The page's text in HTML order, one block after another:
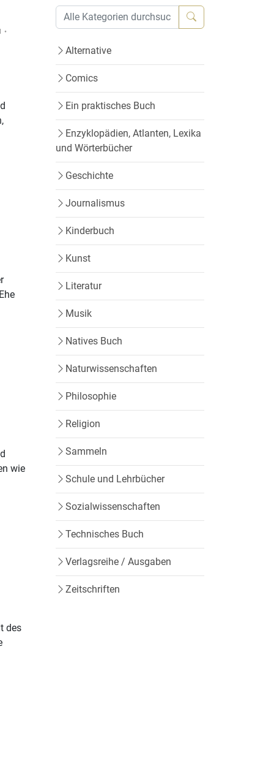
•
wie
des
Alternative
Comics
Ein praktisches Buch
Enzyklopädien, Atlanten, Lexika
und Wörterbücher
Geschichte
Journalismus
Kinderbuch
Kunst
Literatur
Musik
Natives Buch
Naturwissenschaften
Philosophie
Religion
Sammeln
Schule und Lehrbücher
Sozialwissenschaften
Technisches Buch
Verlagsreihe / Ausgaben
Zeitschriften